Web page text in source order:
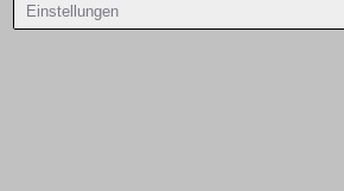
Einstellungen